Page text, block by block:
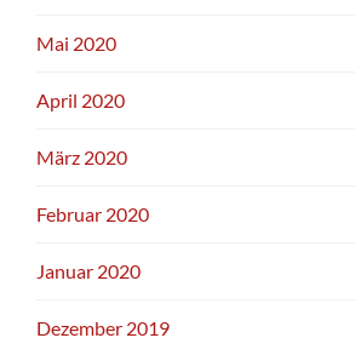
Mai 2020
April 2020
März 2020
Februar 2020
Januar 2020
Dezember 2019